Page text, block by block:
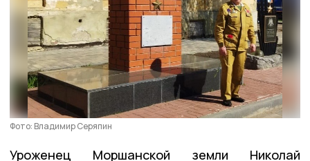
Фото: Владимир Серяпин
Уроженец Моршанской земли Николай